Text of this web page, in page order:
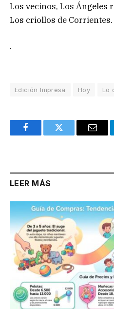
Los vecinos, Los Ángeles
Los criollos de Corrientes.
.
Edición Impresa Hoy Lo
FacebookTwitter Email
LEER MÁS